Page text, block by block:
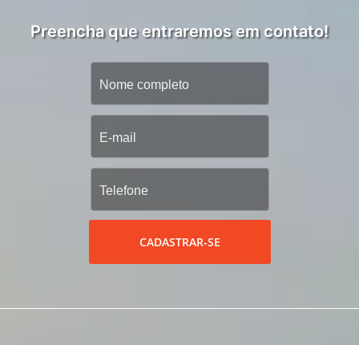
Preencha que entraremos em contato!
CADASTRAR-SE